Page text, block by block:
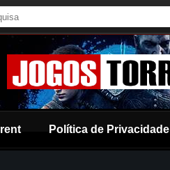
Política de Privacidade